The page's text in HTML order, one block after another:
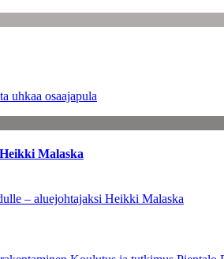
uhkaa osaajapula
Malaska
– aluejohtajaksi Heikki Malaska